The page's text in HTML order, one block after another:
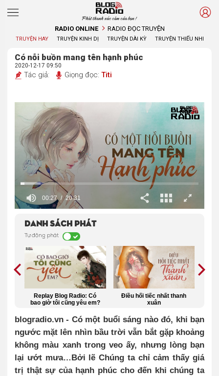
Phát thanh xúc cảm của bạn !
RADIO ONLINE RADIO ĐỌC TRUYỆN
TRUYỆN HAY TRUYỆN KINH DỊ TRUYỆN DÀI KỲ TRUYỆN THIẾU NHI
Có nỗi buồn mang tên hạnh phúc
2020-12-17 09:50
Tác giả: Giọng đọc: Titi
00:29 20:31
Danh sách phát
Tự động phát
Điều hối tiếc nhất thanh
xuân
Trưởng thành là không
ngại cô đơn
blogradio.vn - Có một buổi sáng nào đó, khi bạn
ngước mặt lên nhìn bầu trời vẫn bắt gặp khoảng
không màu xanh trong veo ấy, nhưng lòng bạn
lại ướt mưa…Bởi lẽ Chúng ta chỉ cảm thấy giá
trị thật sự của hạnh phúc cho đến khi chúng ta